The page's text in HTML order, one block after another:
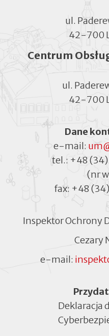
ul.
42-700
Centrum
ul.
42-700
Dane
e-mail:
tel.: +48
(nr
fax: +48
Inspektor Ochrony
Cezary
e-mail:
Menu
Deklaracja